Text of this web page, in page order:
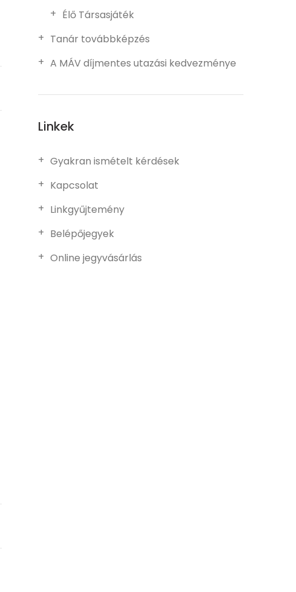
Élő Társasjáték
Tanár továbbképzés
A MÁV díjmentes utazási kedvezménye
Linkek
Gyakran ismételt kérdések
Kapcsolat
Linkgyűjtemény
Belépőjegyek
Online jegyvásárlás